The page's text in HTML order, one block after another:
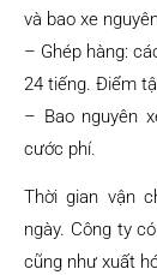
và bao xe
– Ghép hàng:
24 tiếng. Điểm
– Bao nguyên
cước phí.
Thời gian vận
ngày. Công ty
cũng như xuất